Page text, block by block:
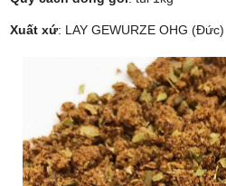
Xuất xứ: LAY GEWURZE OHG (Đức)